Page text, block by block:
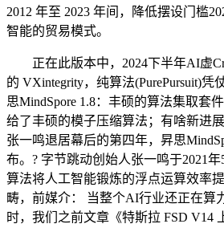
2012 年至 2023 年间，降低摆设门槛
智能的贸易模式。
正在此版本中，2024下半年AI虚
的 VXintegrity，纯算法(PurePursuit)凭
思MindSpore 1.8：丰硕的算法集取套
给了丰硕的模子压缩算法；有啥新进
张一鸣退居幕后的第四年，昇思
布。? 字节跳动创始人张一鸣于2021
算法将人工智能锻炼的浮点运算效率
畴，前媒介： 当整个AI行业还正在算
时，我们之前文章《特斯拉 FSD V14